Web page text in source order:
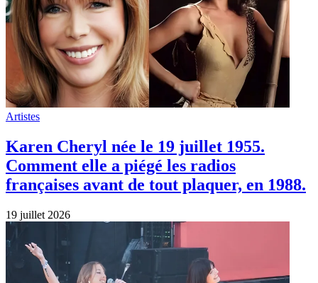
Artistes
Karen Cheryl née le 19 juillet 1955.
Comment elle a piégé les radios
françaises avant de tout plaquer, en 1988.
19 juillet 2026